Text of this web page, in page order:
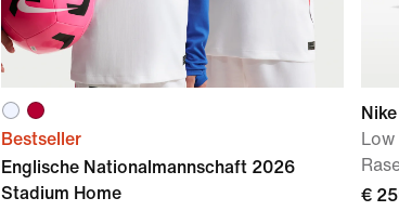
Bestseller
Englische Nationalmannschaft 2026
Stadium Home
€